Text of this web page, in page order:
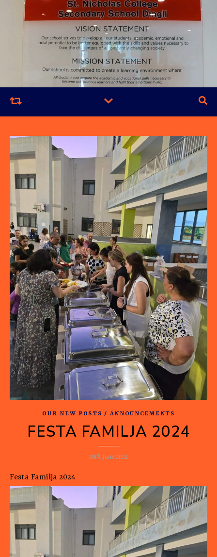
OUR NEW POSTS / ANNOUNCEMENTS
FESTA FAMILJA 2024
29th June 2024
Festa Familja 2024